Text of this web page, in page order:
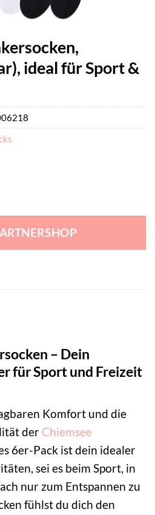
ideal für Sport &
– Dein
für Sport und Freizeit
Komfort und die
der Chiemsee
6er-Pack ist dein idealer
sei es beim Sport, in
nur zum Entspannen zu
fühlst du dich den